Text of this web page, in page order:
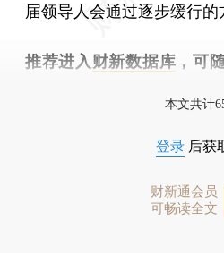
届领导人会通过逐步缓行的
推荐进入 财新数据库 ，可
本文共计
登录 后获
财新通会员
可畅读全文